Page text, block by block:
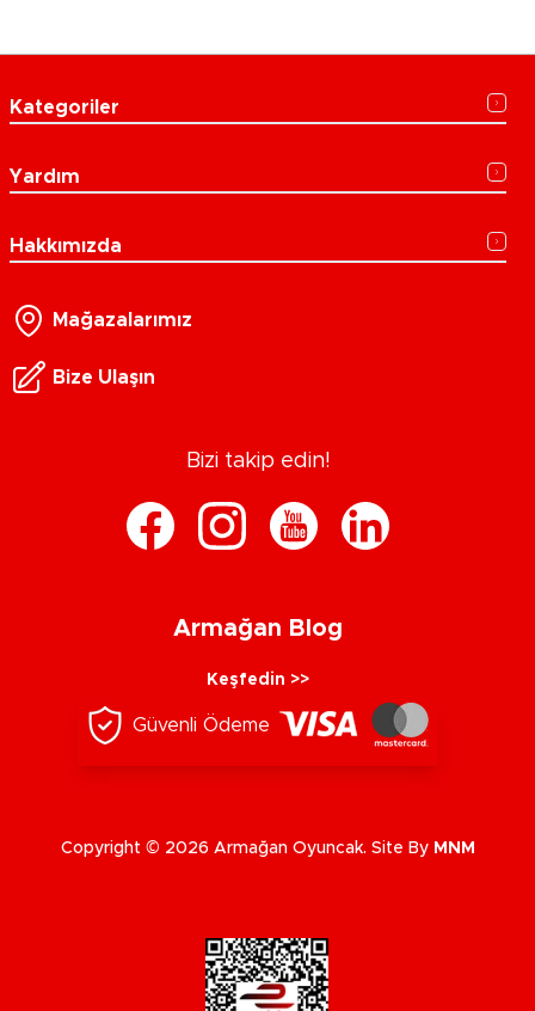
Kategoriler
Yardım
Hakkımızda
Mağazalarımız
Bize Ulaşın
Bizi takip edin!
Armağan Blog
Keşfedin >>
Güvenli Ödeme
Copyright © 2026 Armağan Oyuncak. Site By MNM